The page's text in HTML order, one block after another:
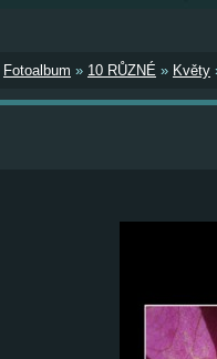
Fotoalbum » 10 RŮZNÉ » Květy